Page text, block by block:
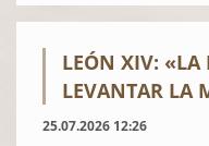
LEÓN XIV: «LA
LEVANTAR LA
25.07.2026 12:26